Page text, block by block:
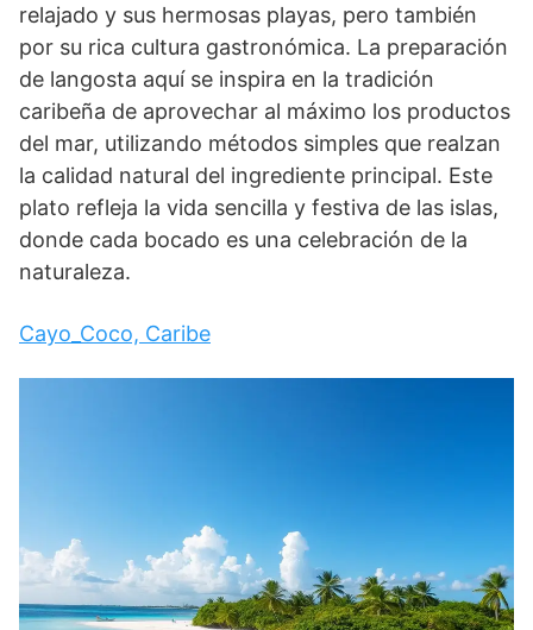
relajado y sus hermosas playas, pero también
por su rica cultura gastronómica. La preparación
de langosta aquí se inspira en la tradición
caribeña de aprovechar al máximo los productos
del mar, utilizando métodos simples que realzan
la calidad natural del ingrediente principal. Este
plato refleja la vida sencilla y festiva de las islas,
donde cada bocado es una celebración de la
naturaleza.
Cayo_Coco, Caribe